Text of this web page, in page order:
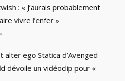
: « J’aurais probablement
vivre l’enfer »
alter ego Statica d’Avenged
dévoile un vidéoclip pour «